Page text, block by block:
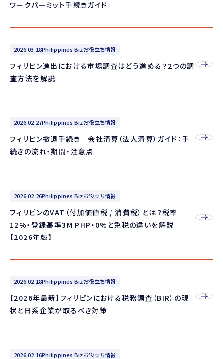
ワークパーミット手続きガイド
2026.03.18Philippines Bizお役立ち情報
フィリピン進出における市場調査はどう進める？2つの調
査方法を解説
2026.02.27Philippines Bizお役立ち情報
フィリピン撤退手続き｜会社清算（法人清算）ガイド：手
続きの流れ・期間・注意点
2026.02.26Philippines Bizお役立ち情報
フィリピンのVAT（付加価値税 / 消費税）とは？税率
12%・登録基準3M PHP・0%と免税の違いを解説
【2026年版】
2026.02.18Philippines Bizお役立ち情報
【2026年最新】フィリピンにおける税務調査（BIR）の現
状と日系企業が取るべき対策
2026.02.16Philippines Bizお役立ち情報